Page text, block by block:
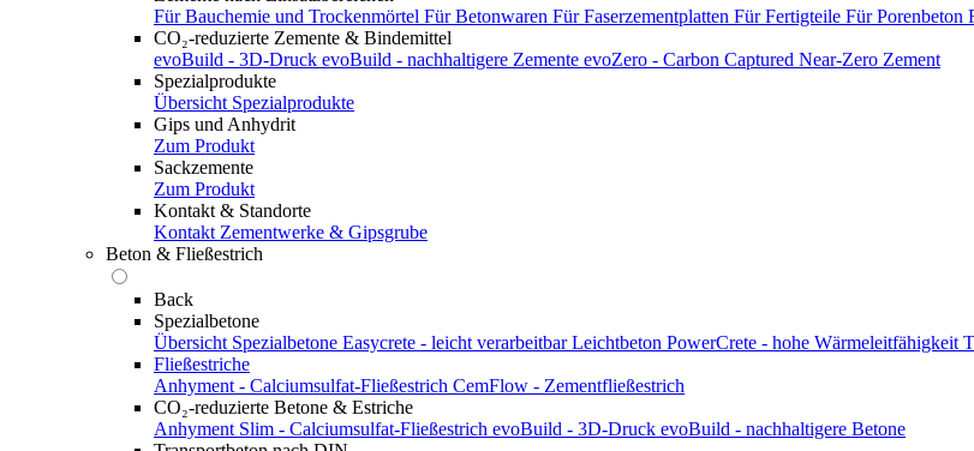
Für Bauchemie und Trockenmörtel Für Betonwaren Für Faserzementplatten Für Fertigteile Für Porenbeton
CO₂-reduzierte Zemente & Bindemittel
evoBuild - 3D-Druck evoBuild - nachhaltigere Zemente evoZero - Carbon Captured Near-Zero Zement
Spezialprodukte
Übersicht Spezialprodukte
Gips und Anhydrit
Zum Produkt
Sackzemente
Zum Produkt
Kontakt & Standorte
Kontakt Zementwerke & Gipsgrube
Beton & Fließestrich
Back
Spezialbetone
Übersicht Spezialbetone Easycrete - leicht verarbeitbar Leichtbeton PowerCrete - hohe Wärmeleitfähigkeit
Fließestriche
Anhyment - Calciumsulfat-Fließestrich CemFlow - Zementfließestrich
CO₂-reduzierte Betone & Estriche
Anhyment Slim - Calciumsulfat-Fließestrich evoBuild - 3D-Druck evoBuild - nachhaltigere Betone